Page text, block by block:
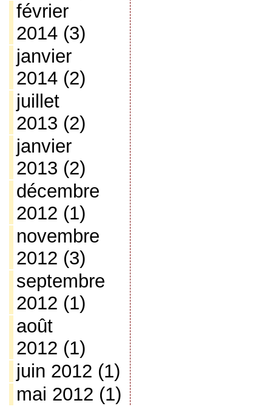
février
2014(3)
janvier
2014(2)
juillet
2013 (2)
janvier
2013 (2)
décembre
2012 (1)
novembre
2012 (3)
septembre
2012 (1)
août
2012 (1)
juin 2012 (1)
mai 2012 (1)